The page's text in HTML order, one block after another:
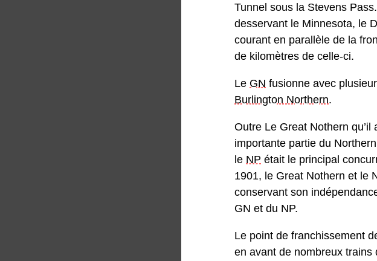
Tunnel sous la Stevens
desservant le Minnesota, le
courant en parallèle de la
de kilomètres de celle-ci.
Le GN fusionne avec
Burlington Northern.
Outre Le Great Nothern
importante partie du
le NP était le principal
1901, le Great Nothern et le
conservant son
GN et du NP.
Le point de franchissement
en avant de nombreux